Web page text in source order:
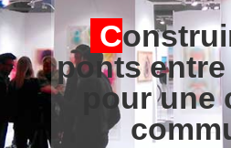
commune
PAR CROQUANTE | AVR 11, 2018|
REPÈRES
C
ponts
pour